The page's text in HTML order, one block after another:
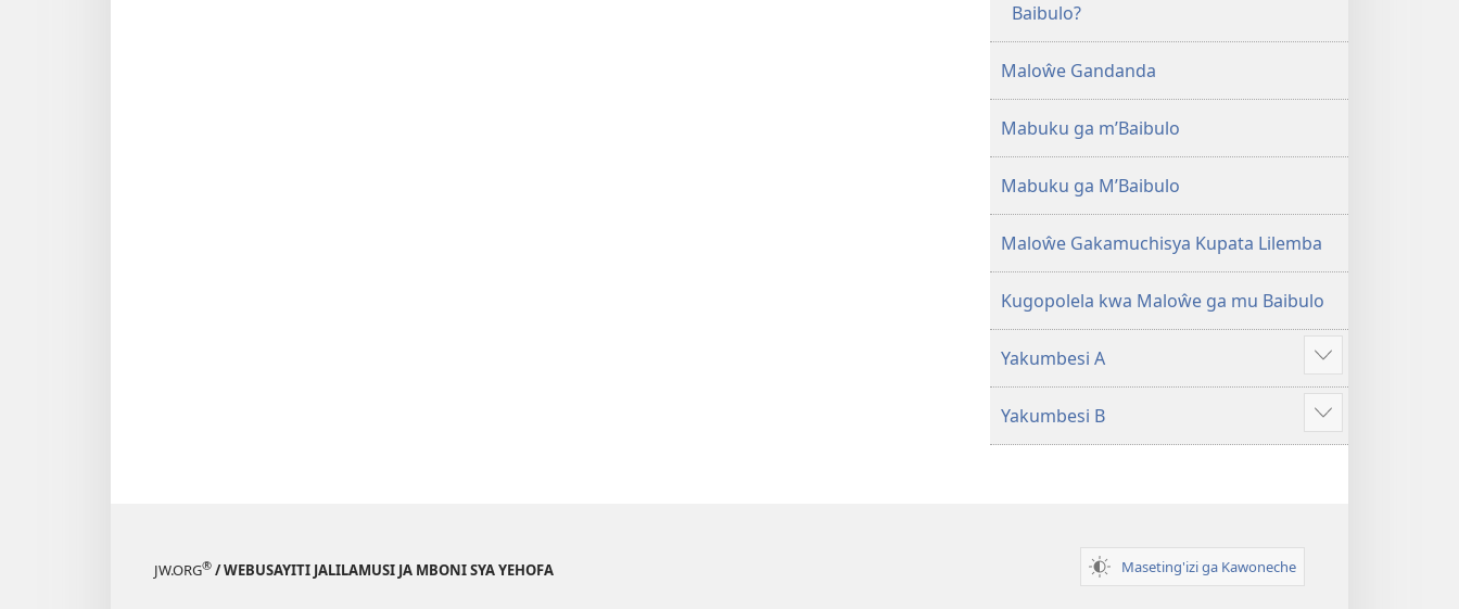
Baibulo?
Maloŵe Gandanda
Mabuku ga m’Baibulo
Mabuku ga M’Baibulo
Maloŵe Gakamuchisya Kupata Lilemba
Kugopolela kwa Maloŵe ga mu Baibulo
Yakumbesi A
Jilosye
yejinji
Yakumbesi B
Jilosye
yejinji
JW.ORG® / WEBUSAYITI JALILAMUSI JA MBONI SYA YEHOFA Maseting'izi ga Kawoneche